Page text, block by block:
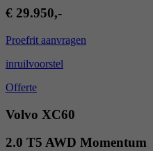
€ 29.950,-
Proefrit aanvragen
inruilvoorstel
Offerte
Volvo XC60
2.0 T5 AWD Momentum